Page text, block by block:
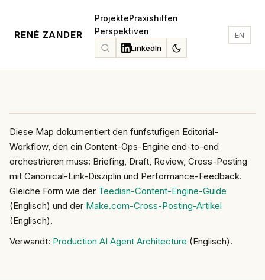
RENÉ ZANDER
ProjektePraxishilfen
Perspektiven
LinkedIn
EN
Diese Map dokumentiert den fünfstufigen Editorial-
Workflow, den ein Content-Ops-Engine end-to-end
orchestrieren muss: Briefing, Draft, Review, Cross-Posting
mit Canonical-Link-Disziplin und Performance-Feedback.
Gleiche Form wie der Teedian-Content-Engine-Guide
(Englisch) und der Make.com-Cross-Posting-Artikel
(Englisch).
Verwandt: Production AI Agent Architecture (Englisch).